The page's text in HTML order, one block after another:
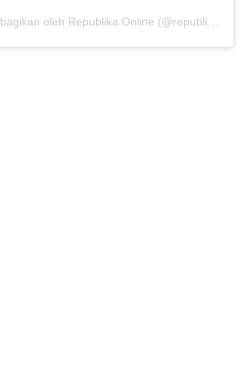
Sebuah kiriman dibagikan oleh Republika Online (@republikaonline)